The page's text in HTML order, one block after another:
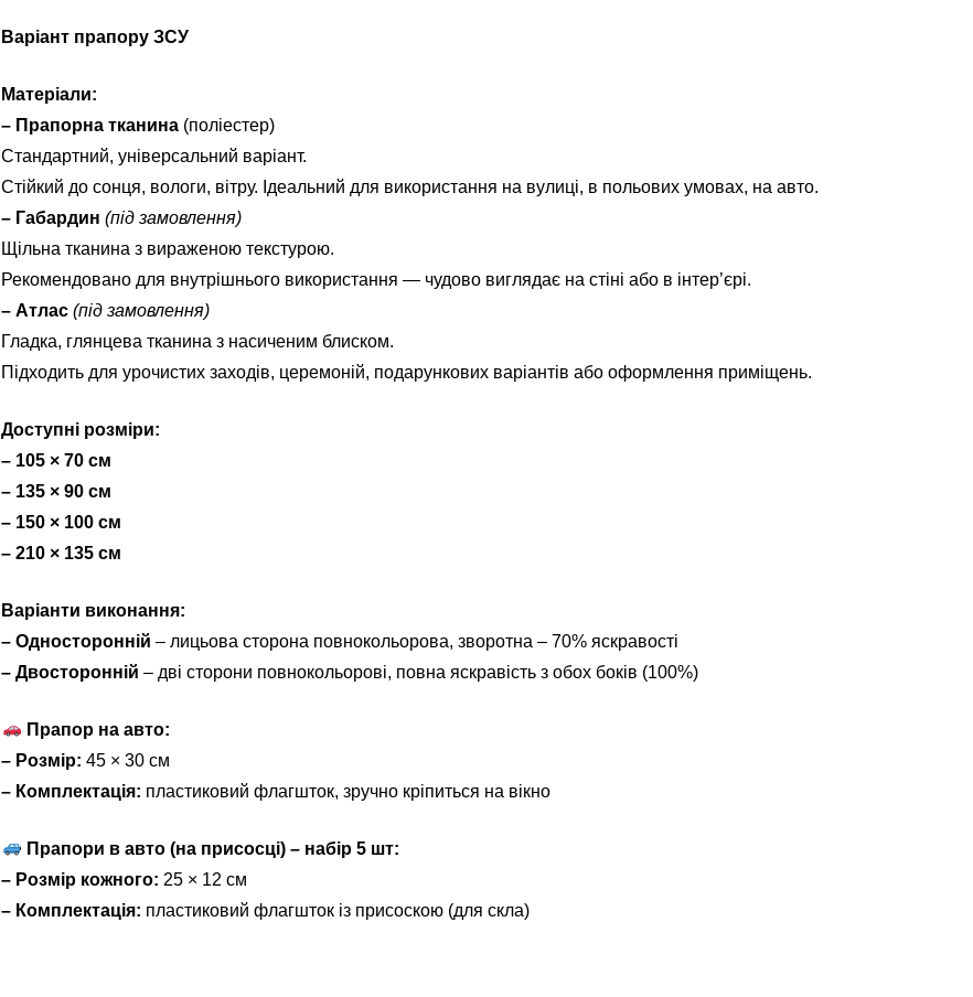
Варіант прапору ЗСУ
Матеріали:
– Прапорна тканина (поліестер)
Стандартний, універсальний варіант.
Стійкий до сонця, вологи, вітру. Ідеальний для використання на вулиці, в польових умовах, на авто.
– Габардин (під замовлення)
Щільна тканина з вираженою текстурою.
Рекомендовано для внутрішнього використання — чудово виглядає на стіні або в інтер’єрі.
– Атлас (під замовлення)
Гладка, глянцева тканина з насиченим блиском.
Підходить для урочистих заходів, церемоній, подарункових варіантів або оформлення приміщень.
Доступні розміри:
– 105 × 70 см
– 135 × 90 см
– 150 × 100 см
– 210 × 135 см
Варіанти виконання:
– Односторонній – лицьова сторона повнокольорова, зворотна – 70% яскравості
– Двосторонній – дві сторони повнокольорові, повна яскравість з обох боків (100%)
Прапор на авто:
– Розмір: 45 × 30 см
– Комплектація: пластиковий флагшток, зручно кріпиться на вікно
Прапори в авто (на присосці) – набір 5 шт:
– Розмір кожного: 25 × 12 см
– Комплектація: пластиковий флагшток із присоскою (для скла)